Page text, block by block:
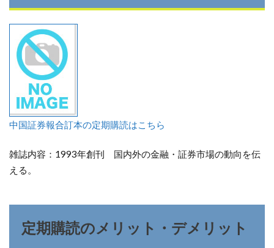
中国証券報合訂本の定期購読はこちら
雑誌内容：1993年創刊 国内外の金融・証券市場の動向を伝
える。
定期購読のメリット・デメリット